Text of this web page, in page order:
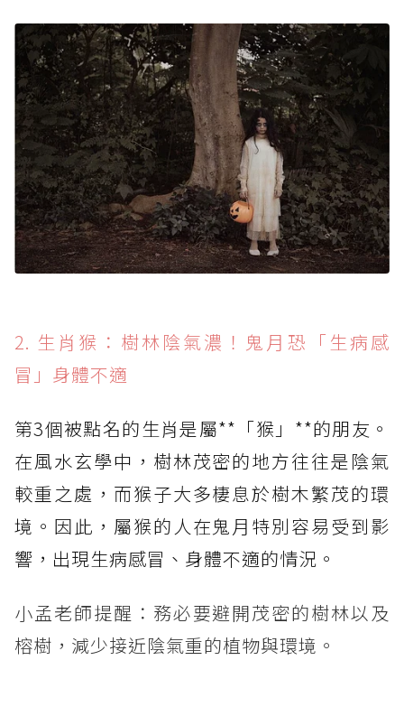
2. 生肖猴：樹林陰氣濃！鬼月恐「生病感
冒」身體不適
第3個被點名的生肖是屬**「猴」**的朋友。
在風水玄學中，樹林茂密的地方往往是陰氣
較重之處，而猴子大多棲息於樹木繁茂的環
境。因此，屬猴的人在鬼月特別容易受到影
響，出現生病感冒、身體不適的情況。
小孟老師提醒：務必要避開茂密的樹林以及
榕樹，減少接近陰氣重的植物與環境。